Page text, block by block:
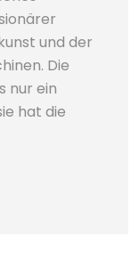
und der
Die
nur ein
hat die